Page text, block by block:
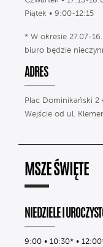
Piątek • 9:00-12:15
* W okresie 27.07-
biuro będzie
ADRES
Plac Dominikański 2
Wejście od ul.
MSZE ŚWIĘTE
NIEDZIELE I
9:00 • 10:30* •